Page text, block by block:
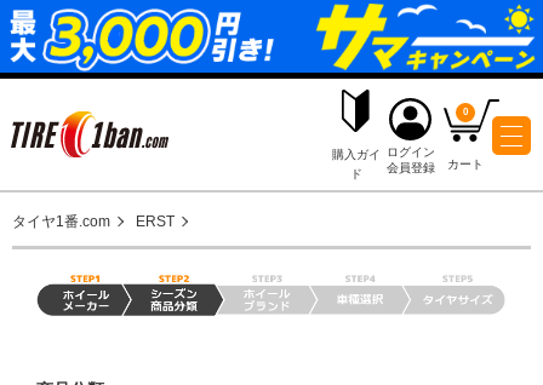
購入ガイ ログイン
タイヤ1番.com ERST